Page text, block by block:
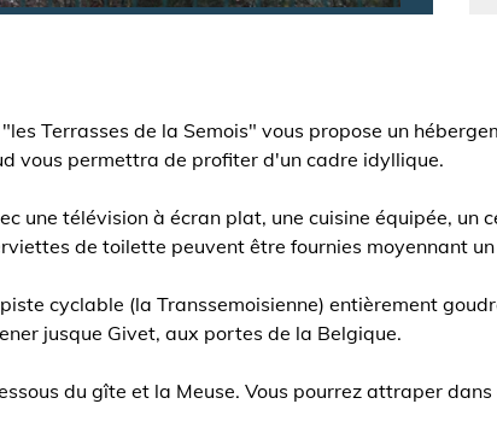
Terrasses de la Semois" vous propose un
vous permettra de profiter d'un cadre idyllique.
une télévision à écran plat, une cuisine équipée, un
de toilette peuvent être fournies moyennant
cyclable (la Transsemoisienne) entièrement
jusque Givet, aux portes de la Belgique.
du gîte et la Meuse. Vous pourrez attraper